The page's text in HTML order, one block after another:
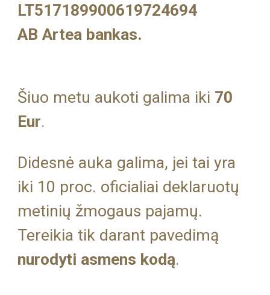
LT517189900619724694
AB Artea bankas.
Šiuo metu aukoti galima iki 70
Eur.
Didesnė auka galima, jei tai yra
iki 10 proc. oficialiai deklaruotų
metinių žmogaus pajamų.
Tereikia tik darant pavedimą
nurodyti asmens kodą.